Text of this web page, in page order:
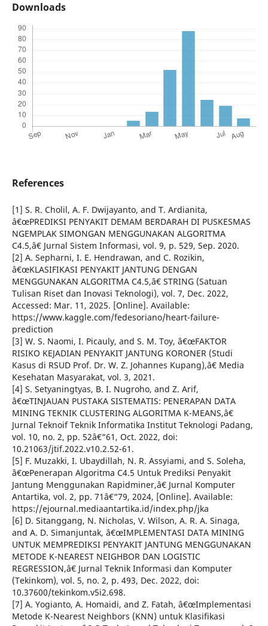
Downloads
References
[1] S. R. Cholil, A. F. Dwijayanto, and T. Ardianita,
â€œPREDIKSI PENYAKIT DEMAM BERDARAH DI PUSKESMAS
NGEMPLAK SIMONGAN MENGGUNAKAN ALGORITMA
C4.5,â€ Jurnal Sistem Informasi, vol. 9, p. 529, Sep. 2020.
[2] A. Sepharni, I. E. Hendrawan, and C. Rozikin,
â€œKLASIFIKASI PENYAKIT JANTUNG DENGAN
MENGGUNAKAN ALGORITMA C4.5,â€ STRING (Satuan
Tulisan Riset dan Inovasi Teknologi), vol. 7, Dec. 2022,
Accessed: Mar. 11, 2025. [Online]. Available:
https://www.kaggle.com/fedesoriano/heart-failure-
prediction
[3] W. S. Naomi, I. Picauly, and S. M. Toy, â€œFAKTOR
RISIKO KEJADIAN PENYAKIT JANTUNG KORONER (Studi
Kasus di RSUD Prof. Dr. W. Z. Johannes Kupang),â€ Media
Kesehatan Masyarakat, vol. 3, 2021.
[4] S. Setyaningtyas, B. I. Nugroho, and Z. Arif,
â€œTINJAUAN PUSTAKA SISTEMATIS: PENERAPAN DATA
MINING TEKNIK CLUSTERING ALGORITMA K-MEANS,â€
Jurnal Teknoif Teknik Informatika Institut Teknologi Padang,
vol. 10, no. 2, pp. 52â€“61, Oct. 2022, doi:
10.21063/jtif.2022.v10.2.52-61.
[5] F. Muzakki, I. Ubaydillah, N. R. Assyiami, and S. Soleha,
â€œPenerapan Algoritma C4.5 Untuk Prediksi Penyakit
Jantung Menggunakan Rapidminer,â€ Jurnal Komputer
Antartika, vol. 2, pp. 71â€“79, 2024, [Online]. Available:
https://ejournal.mediaantartika.id/index.php/jka
[6] D. Sitanggang, N. Nicholas, V. Wilson, A. R. A. Sinaga,
and A. D. Simanjuntak, â€œIMPLEMENTASI DATA MINING
UNTUK MEMPREDIKSI PENYAKIT JANTUNG MENGGUNAKAN
METODE K-NEAREST NEIGHBOR DAN LOGISTIC
REGRESSION,â€ Jurnal Teknik Informasi dan Komputer
(Tekinkom), vol. 5, no. 2, p. 493, Dec. 2022, doi:
10.37600/tekinkom.v5i2.698.
[7] A. Yogianto, A. Homaidi, and Z. Fatah, â€œImplementasi
Metode K-Nearest Neighbors (KNN) untuk Klasifikasi